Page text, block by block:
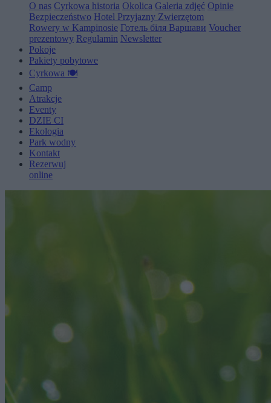
O nas Cyrkowa historia Okolica Galeria zdjęć Opinie
Bezpieczeństwo Hotel Przyjazny Zwierzętom
Rowery w Kampinosie Готель біля Варшави Voucher
prezentowy Regulamin Newsletter
Pokoje
Pakiety pobytowe
Cyrkowa 🍽️
Camp
Atrakcje
Eventy
DZIE CI
Ekologia
Park wodny
Kontakt
Rezerwuj
online